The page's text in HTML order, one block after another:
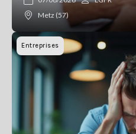
Metz (57)
Entreprises